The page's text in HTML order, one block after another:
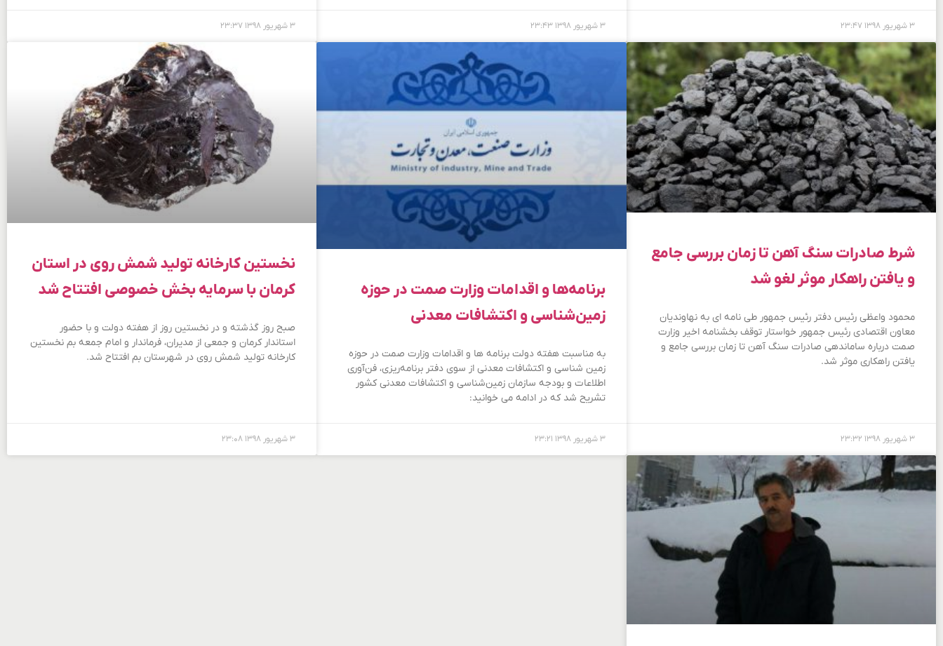
۳ شهریور ۱۳۹۸ ۲۳:۴۷ ۳ شهریور ۱۳۹۸ ۲۳:۴۳ ۳ شهریور ۱۳۹۸ ۲۳:۳۷
شرط صادرات سنگ آهن تا زمان بررسی جامع
و یافتن راهکار موثر لغو شد
محمود واعظی رئیس دفتر رئیس جمهور طی نامه ای به نهاوندیان
معاون اقتصادی رئیس جمهور خواستار توقف بخشنامه اخیر وزارت
صمت درباره ساماندهی صادرات سنگ آهن تا زمان بررسی جامع و
یافتن راهکاری موثر شد.
۳ شهریور ۱۳۹۸ ۲۳:۳۲
برنامه‌ها و اقدامات وزارت صمت در حوزه
زمین‌شناسی و اکتشافات معدنی
به مناسبت هفته دولت برنامه ها و اقدامات وزارت صمت در حوزه
زمین شناسی و اکتشافات معدنی از سوی دفتر برنامه‌ریزی، فن‌آوری
اطلاعات و بودجه سازمان زمین‌شناسی و اکتشافات معدنی کشور
تشریح شد که در ادامه می خوانید:
۳ شهریور ۱۳۹۸ ۲۳:۲۱
نخستین کارخانه تولید شمش روی در استان
کرمان با سرمایه بخش خصوصی افتتاح شد
صبح روز گذشته و در نخستین روز از هفته دولت و با حضور
استاندار کرمان و جمعی از مدیران، فرماندار و امام جمعه بم نخستین
کارخانه تولید شمش روی در شهرستان بم افتتاح شد.
۳ شهریور ۱۳۹۸ ۲۳:۰۸